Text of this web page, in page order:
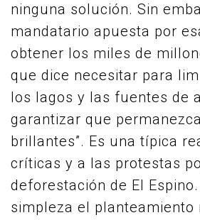
ninguna solución. Sin
mandatario apuesta por
obtener los miles de
que dice necesitar para
los lagos y las fuentes de
garantizar que
brillantes”. Es una típica
críticas y a las protestas
deforestación de El
simpleza el planteamiento